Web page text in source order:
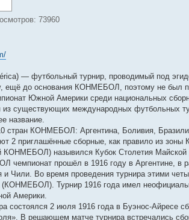
73960
— футбольный турнир, проводимый под
ещё до основания КОНМЕБОЛ, поэтому не был
Южной Америки среди национальных
существующих международных футбольных
название.
стран КОНМЕБОЛ: Аргентина, Боливия,
2 приглашённые сборные, как правило из
КОНМЕБОЛ) назывился Кубок Столетия Майской
прошёл в 1916 году в Аргентине, в
и Чили. Во время проведения турнира этими
(КОНМЕБОЛ). Турнир 1916 года имел
Америки.
состоялся 2 июля 1916 года в Буэнос-Айресе
В решающем матче турнира встречались